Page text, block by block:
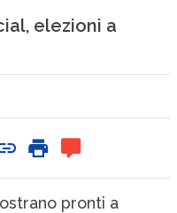
elezioni a
pronti a